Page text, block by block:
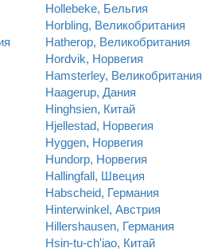
Hollebeke, Бельгия
Horbling, Великобритания
Hatherop, Великобритания
Hordvik, Норвегия
Hamsterley, Великобритания
Haagerup, Дания
Hinghsien, Китай
Hjellestad, Норвегия
Hyggen, Норвегия
Hundorp, Норвегия
Hallingfall, Швеция
Habscheid, Германия
Hinterwinkel, Австрия
Hillershausen, Германия
Hsin-tu-ch'iao, Китай